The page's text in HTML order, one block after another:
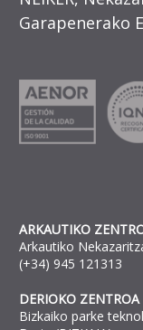
Garapenerako
ARKAUTIKO
Arkautiko
(+34) 945 121313
DERIOKO ZENTROA
Bizkaiko parke